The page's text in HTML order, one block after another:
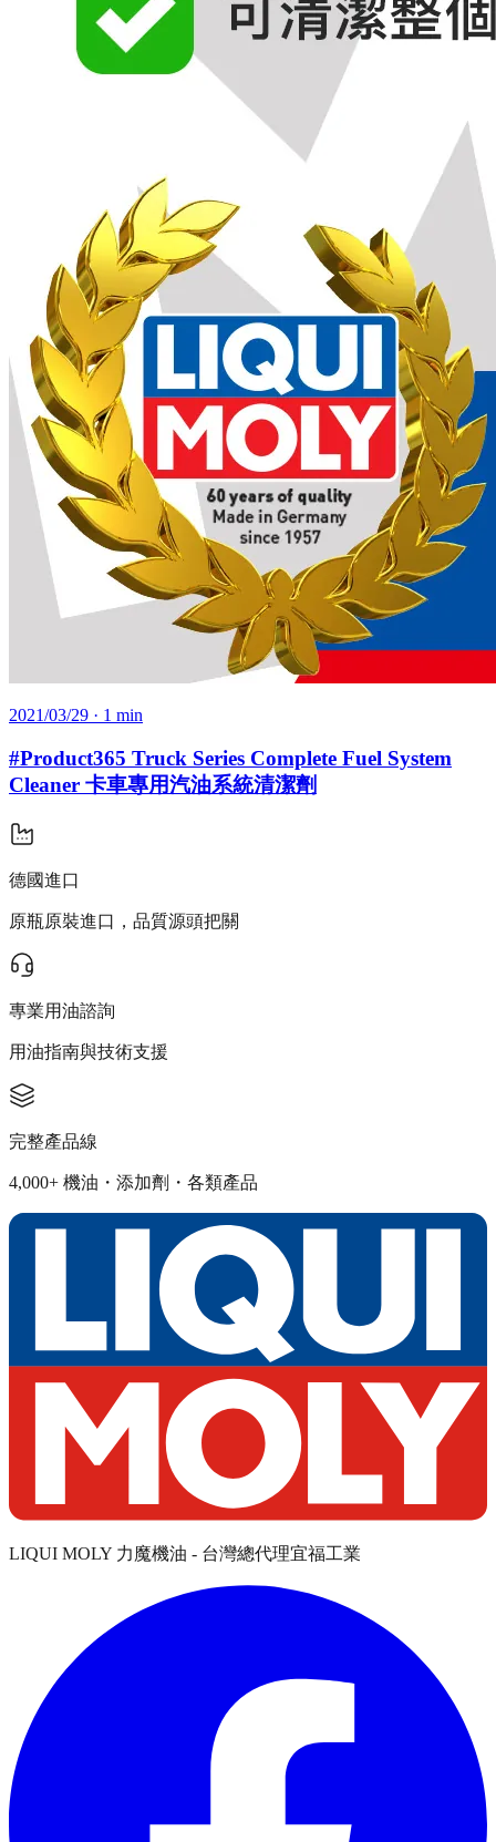
2021/03/29 · 1 min
#Product365 Truck Series Complete Fuel System
Cleaner 卡車專用汽油系統清潔劑
德國進口
原瓶原裝進口，品質源頭把關
專業用油諮詢
用油指南與技術支援
完整產品線
4,000+ 機油・添加劑・各類產品
LIQUI MOLY 力魔機油 - 台灣總代理宜福工業